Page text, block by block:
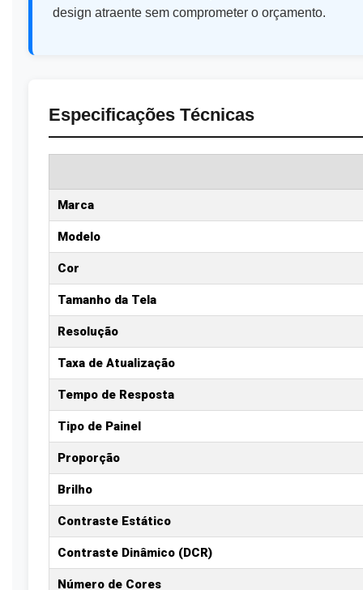
design atraente sem comprometer o orçamento.
Especificações Técnicas
Marca
Modelo
Cor
Tamanho da Tela
Resolução
Taxa de Atualização
Tempo de Resposta
Tipo de Painel
Proporção
Brilho
Contraste Estático
Contraste Dinâmico (DCR)
Número de Cores